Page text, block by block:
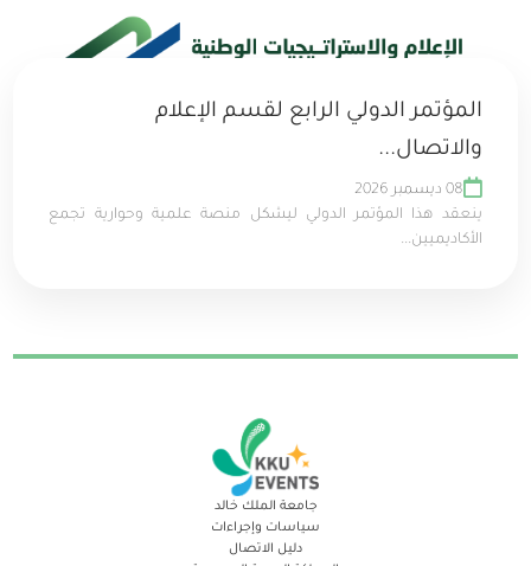
المؤتمر الدولي الرابع لقسم الإعلام
والاتصال...
08 ديسمبر 2026
ينعقد هذا المؤتمر الدولي ليشكل منصة علمية وحوارية تجمع
الأكاديميين...
جامعة الملك خالد
سياسات وإجراءات
دليل الاتصال